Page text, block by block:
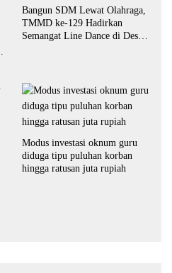
Bangun SDM Lewat Olahraga,
TMMD ke-129 Hadirkan
Semangat Line Dance di Desa
Modus investasi oknum guru
diduga tipu puluhan korban
hingga ratusan juta rupiah